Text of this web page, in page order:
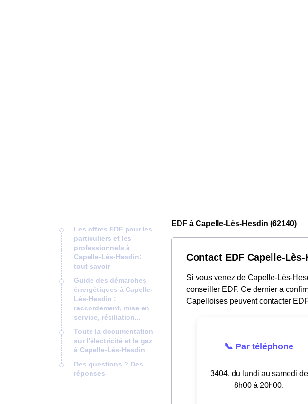
Les offres EDF pour les
particuliers et les
professionnels à
Capelle-Lès-Hesdin:
tout savoir
Guide des démarches
énergétiques à Capelle-
Lès-Hesdin :
raccordement, mise en
service, résiliation...
Toute la documentation
sur l'électricité et le gaz
à Capelle-Lès-Hesdin
Des questions ? Des
réponses
EDF à Capelle-Lès-Hesdin (62140)
Contact EDF Capelle-Lès-
Si vous venez de Capelle-Lès-
conseiller EDF. Ce dernier a
Capelloises peuvent contacter
📞 Par téléphone
3404, du lundi au samedi de
8h00 à 20h00.